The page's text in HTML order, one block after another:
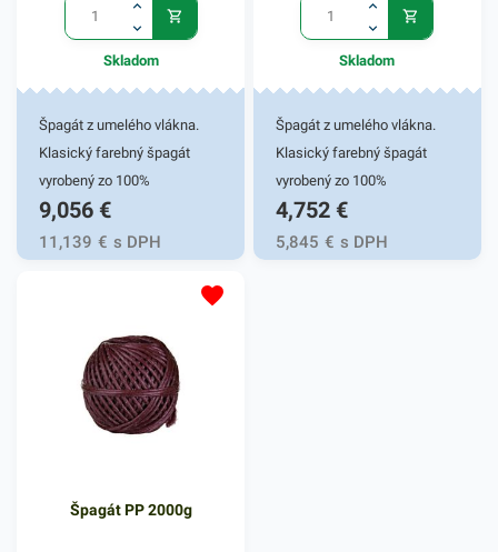
Skladom
Špagát z umelého vlákna.
Klasický farebný špagát
vyrobený zo 100%
polypropylénu. Využíva sa pri
uskladňovaní, pri balíkovej
preprave, pri archivácii, v
cievke cca 1000m.Farba:
podľa aktuálnej ponuky
9,056 €
11,139 € s DPH
Skladom
Špagát z umelého vlákna.
Klasický farebný špagát
vyrobený zo 100%
polypropylénu. Využíva sa pri
uskladňovaní, pri balíkovej
preprave, pri archivácii, v
4,752 €
5,845 € s DPH
Špagát PP 2000g